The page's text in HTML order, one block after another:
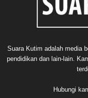
Suara Kutim adalah media
pendidikan dan lain-lain.
Hubungi